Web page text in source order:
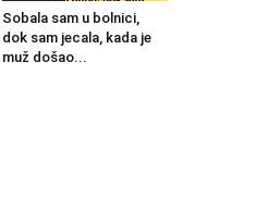
Sobala sam u bolnici,
dok sam jecala, kada je
muž došao...